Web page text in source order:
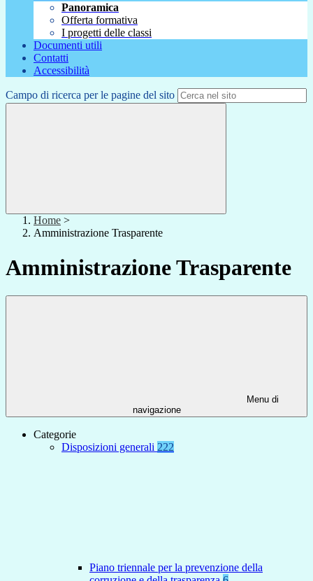
Panoramica
Offerta formativa
I progetti delle classi
Documenti utili
Contatti
Accessibilità
Campo di ricerca per le pagine del sito
Home >
Amministrazione Trasparente
Amministrazione Trasparente
Menu di
navigazione
Categorie
Disposizioni generali 222
Piano triennale per la prevenzione della